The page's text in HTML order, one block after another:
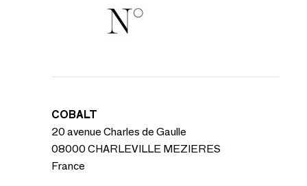
COBALT
20 avenue Charles de Gaulle
08000 CHARLEVILLE MEZIERES
France